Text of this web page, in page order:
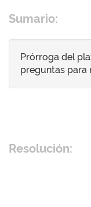
Sumario:
Prórroga del
preguntas para
Resolución: